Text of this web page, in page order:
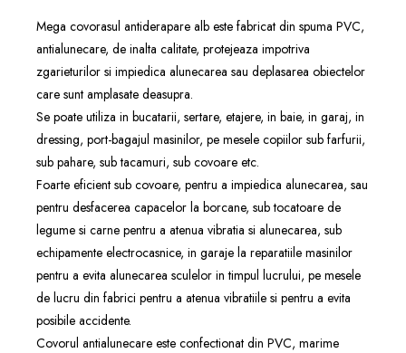
Mega covorasul antiderapare alb este fabricat din spuma PVC,
antialunecare, de inalta calitate, protejeaza impotriva
zgarieturilor si impiedica alunecarea sau deplasarea obiectelor
care sunt amplasate deasupra.
Se poate utiliza in bucatarii, sertare, etajere, in baie, in garaj, in
dressing, port-bagajul masinilor, pe mesele copiilor sub farfurii,
sub pahare, sub tacamuri, sub covoare etc.
Foarte eficient sub covoare, pentru a impiedica alunecarea, sau
pentru desfacerea capacelor la borcane, sub tocatoare de
legume si carne pentru a atenua vibratia si alunecarea, sub
echipamente electrocasnice, in garaje la reparatiile masinilor
pentru a evita alunecarea sculelor in timpul lucrului, pe mesele
de lucru din fabrici pentru a atenua vibratiile si pentru a evita
posibile accidente.
Covorul antialunecare este confectionat din PVC, marime